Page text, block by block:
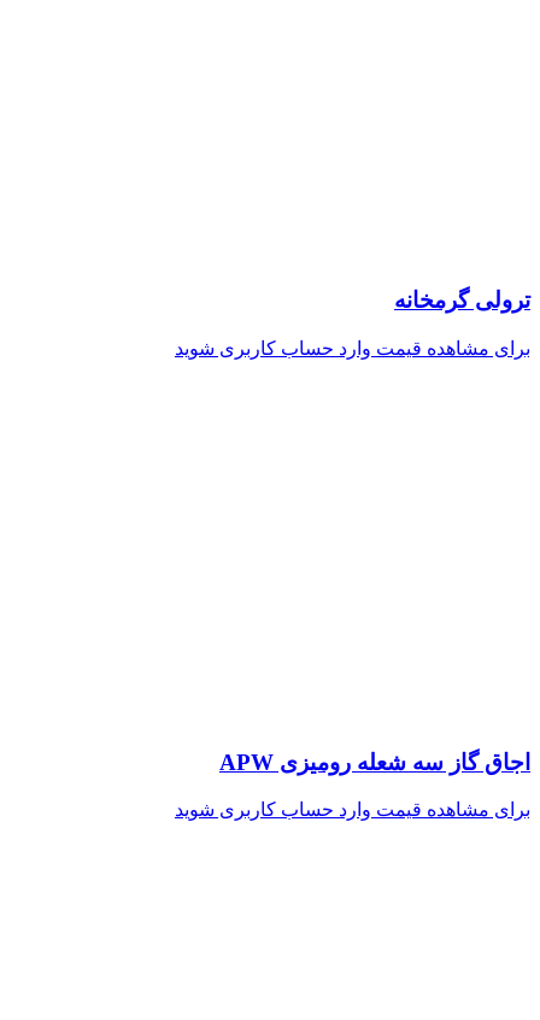
ترولی گرمخانه
برای مشاهده قیمت وارد حساب کاربری شوید
اجاق گاز سه شعله رومیزی APW
برای مشاهده قیمت وارد حساب کاربری شوید